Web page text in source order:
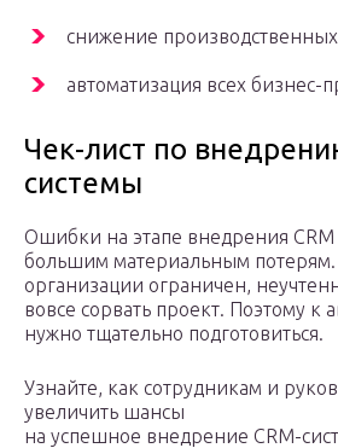
снижение
автоматизация всех бизнес-
Чек-лист по
системы
Ошибки на этапе внедрения CRM
большим материальным
организации ограничен,
вовсе сорвать проект. Поэтому к
нужно тщательно подготовиться.
Узнайте, как сотрудникам и
увеличить шансы
на успешное внедрение CRM-